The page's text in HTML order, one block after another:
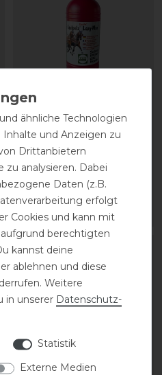
Stassek Equifix Faulpelz
Lederpflege easy-care
17,90 € *
0.75 Liter | 23,87 € / Liter
ARTIKEL MERKEN
ähnliche Technologien
und Anzeigen zu
Drittanbietern
analysieren. Dabei
Daten (z.B.
erfolgt
Cookies und kann mit
berechtigten
kannst deine
ablehnen und diese
Weitere
in unserer Daten­schutz­
Statistik
Externe Medien